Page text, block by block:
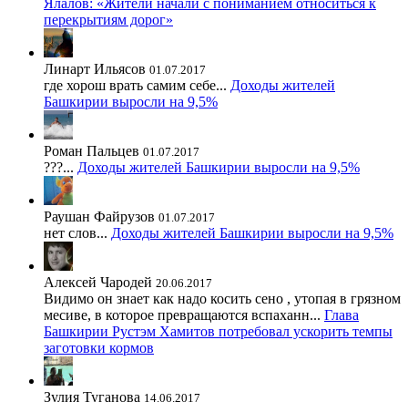
Ялалов: «Жители начали с пониманием относиться к
перекрытиям дорог»
Линарт Ильясов 01.07.2017
где хорош врать самим себе... Доходы жителей
Башкирии выросли на 9,5%
Роман Пальцев 01.07.2017
???... Доходы жителей Башкирии выросли на 9,5%
Раушан Файрузов 01.07.2017
нет слов... Доходы жителей Башкирии выросли на 9,5%
Алексей Чародей 20.06.2017
Видимо он знает как надо косить сено , утопая в грязном
месиве, в которое превращаются вспаханн... Глава
Башкирии Рустэм Хамитов потребовал ускорить темпы
заготовки кормов
Зулия Туганова 14.06.2017